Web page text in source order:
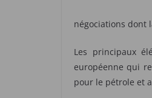
négociations dont
Les principaux
européenne qui
pour le pétrole et